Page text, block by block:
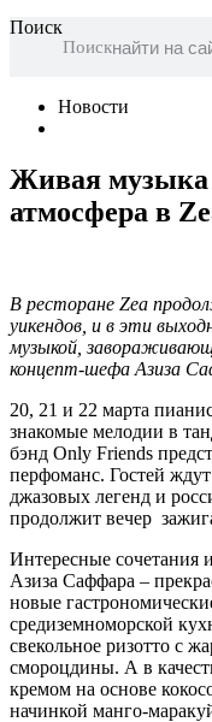
Поиск
Поиск
Новости
Живая музыка
атмосфера в
В ресторане Zea
уикендов, и в эти
музыкой,
концепт-шефа Азиза
20, 21 и 22 марта
знакомые мелодии в
бэнд Only Friends
перфоманс. Гостей
джазовых легенд и
продолжит вечер
Интересные сочетания
Азиза Саффара –
новые
средиземноморской
свекольное ризотто с
смороцдины. А в
кремом на основе
начинкой манго-